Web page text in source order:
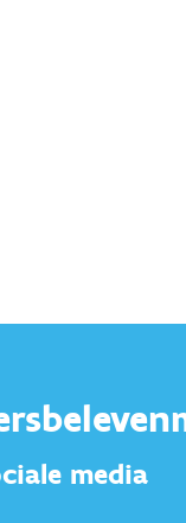
media